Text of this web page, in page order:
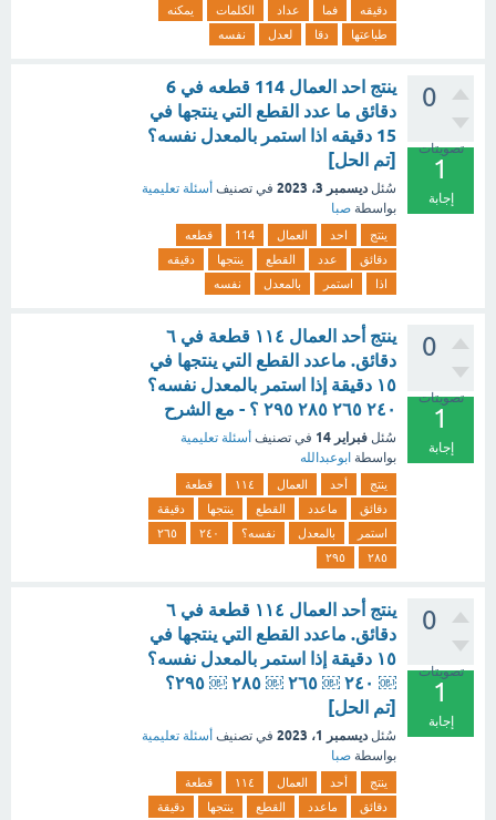
دقيقه
فما عداد الكلمات
يمكنه
طباعتها
دقا لعدل نفسه
0
تصويتات
1
إجابة
ينتج احد العمال 114 قطعه في 6
دقائق ما عدد القطع التي ينتجها في
15 دقيقه اذا استمر بالمعدل نفسه؟
[تم الحل]
سُئل ديسمبر 3، 2023 في تصنيف أسئلة تعليمية
بواسطة صبا
ينتج احد العمال 114
قطعه
دقائق
عدد القطع ينتجها
دقيقه
اذا
استمر بالمعدل نفسه
0
تصويتات
1
إجابة
ينتج أحد العمال ١١٤ قطعة في ٦
دقائق. ماعدد القطع التي ينتجها في
١٥ دقيقة إذا استمر بالمعدل نفسه؟
٢٤٠ ٢٦٥ ٢٨٥ ٢٩٥ ؟ - مع الشرح
سُئل فبراير 14 في تصنيف أسئلة تعليمية
بواسطة ابوعبدالله
ينتج أحد العمال ١١٤
قطعة
دقائق
ماعدد القطع ينتجها
دقيقة
استمر
بالمعدل نفسه؟ ٢٤٠
٢٦٥
٢٨٥
٢٩٥
0
تصويتات
1
إجابة
ينتج أحد العمال ١١٤ قطعة في ٦
دقائق. ماعدد القطع التي ينتجها في
١٥ دقيقة إذا استمر بالمعدل نفسه؟
￼ ٢٤٠ ￼ ٢٦٥ ￼ ٢٨٥ ￼ ٢٩٥؟
[تم الحل]
سُئل ديسمبر 1، 2023 في تصنيف أسئلة تعليمية
بواسطة صبا
ينتج أحد العمال ١١٤
قطعة
دقائق
ماعدد القطع ينتجها
دقيقة